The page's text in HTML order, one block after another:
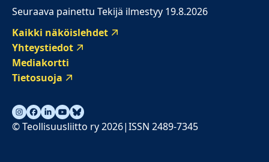
Seuraava painettu Tekijä ilmestyy 19.8.2026
Kaikki näköislehdet
Yhteystiedot
Mediakortti
Tietosuoja
© Teollisuusliitto ry 2026|ISSN 2489-7345